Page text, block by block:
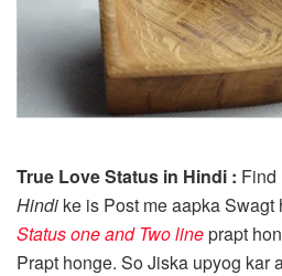
True Love Status in Hindi : Find
Hindi ke is Post me aapka Swagt
Status one and Two lineprapt
Prapt honge. So Jiska upyog kar